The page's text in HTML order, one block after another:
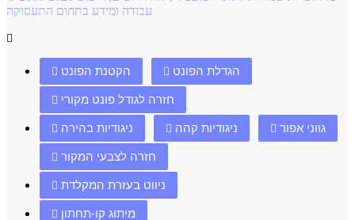
עבודה ומידע בתחום התעסוקה
הקטנת הפונט הגדלת הפונט
חזרה לגודל פונט מקורי
ניגודיות בהירה ניגודיות קהה גווני אפור
חזרה לצבעי המקור
ניווט בעזרת המקלדת
מיתוג קו-תחתון